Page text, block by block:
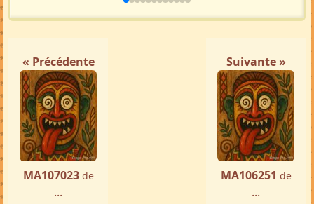
« Précédente
MA107023 de
...
Suivante »
MA106251 de
...